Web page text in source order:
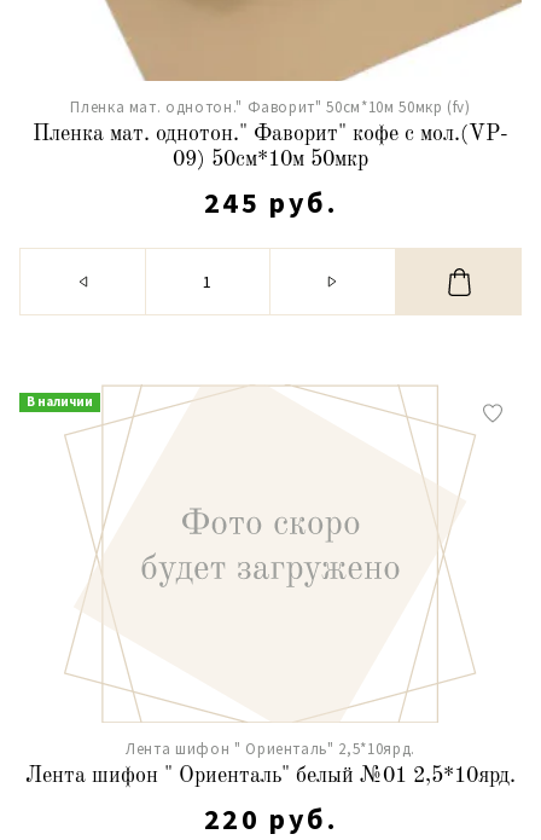
Пленка мат. однотон." Фаворит" 50см*10м 50мкр (fv)
Пленка мат. однотон." Фаворит" кофе с мол.(VP-
09) 50см*10м 50мкр
245 руб.
В наличии
Лента шифон " Ориенталь" 2,5*10ярд.
Лента шифон " Ориенталь" белый №01 2,5*10ярд.
220 руб.